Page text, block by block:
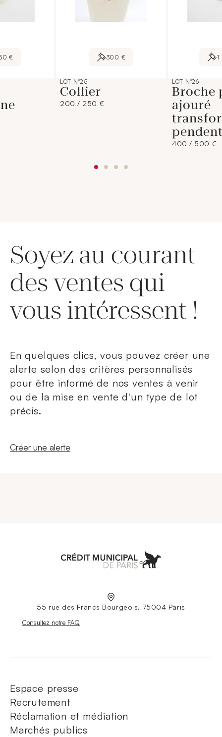
€ 300 €
LOT N°25
Collier
200 / 250 €
1
LOT N°26
Broche
ajouré
400 / 500 €
Soyez au courant
des ventes qui
vous intéressent !
En quelques clics, vous pouvez créer une
alerte selon des critères personnalisés
pour être informé de nos ventes à venir
ou de la mise en vente d'un type de lot
précis.
Nouvelle fenêtre
Créer une alerte
55 rue des Francs Bourgeois, 75004 Paris
Nouvelle fenêtre
Consultez notre FAQ
Espace presse
Recrutement
Réclamation et médiation
Marchés publics